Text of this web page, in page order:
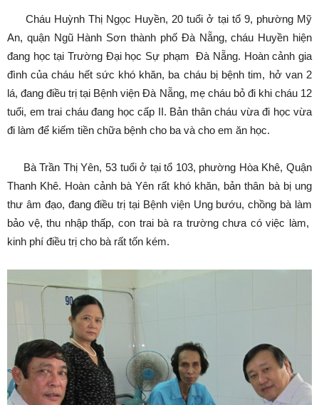
Cháu Huỳnh Thị Ngọc Huyền, 20 tuổi ở tại tổ 9, phường Mỹ
An, quận Ngũ Hành Sơn thành phố Đà Nẵng, cháu Huyền hiện
đang học tại Trường Đại học Sự phạm Đà Nẵng. Hoàn cảnh gia
đình của cháu hết sức khó khăn, ba cháu bị bệnh tim, hở van 2
lá, đang điều trị tại Bệnh viện Đà Nẵng, mẹ cháu bỏ đi khi cháu 12
tuổi, em trai cháu đang học cấp II. Bản thân cháu vừa đi học vừa
đi làm để kiếm tiền chữa bệnh cho ba và cho em ăn học.
Bà Trần Thị Yên, 53 tuổi ở tại tổ 103, phường Hòa Khê, Quận
Thanh Khê. Hoàn cảnh bà Yên rất khó khăn, bản thân bà bị ung
thư âm đạo, đang điều trị tại Bệnh viện Ung bướu, chồng bà làm
bảo vệ, thu nhập thấp, con trai bà ra trường chưa có việc làm,
kinh phí điều trị cho bà rất tốn kém.